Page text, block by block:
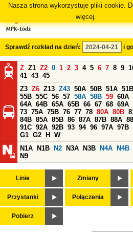
Nasza strona wykorzystuje pliki cookie.
więcej.
Sprawdź rozkład na dzień: i
Z Z1 Z2 0 1 2 3 4 5 6 7 8 9
41 43 45
Z3 Z6 Z13 Z43 50A 50B 51A 51B
55B 55C 56 57 58A 58B 59 60A
64A 64B 65A 65B 66 67 68 69A
73 75A 75B 76 77 78 80A 80B
84B 85A 85B 86 87A 87B 88A
91C 92A 92B 93 94 96 97A 97B
G1 G2 H
W
N1A
N1B N2 N3A N3B N4A N4B
N9
Linie Zmiany
Przystanki Połączenia
Pobierz